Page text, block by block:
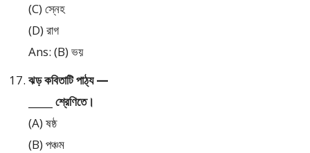
(C) স্নেহ
(D) রাগ
Ans: (B) ভয়
ঝড় কবিতাটি পাঠ্য —
_____ শ্রেণিতে।
(A) ষষ্ঠ
(B) পঞ্চম